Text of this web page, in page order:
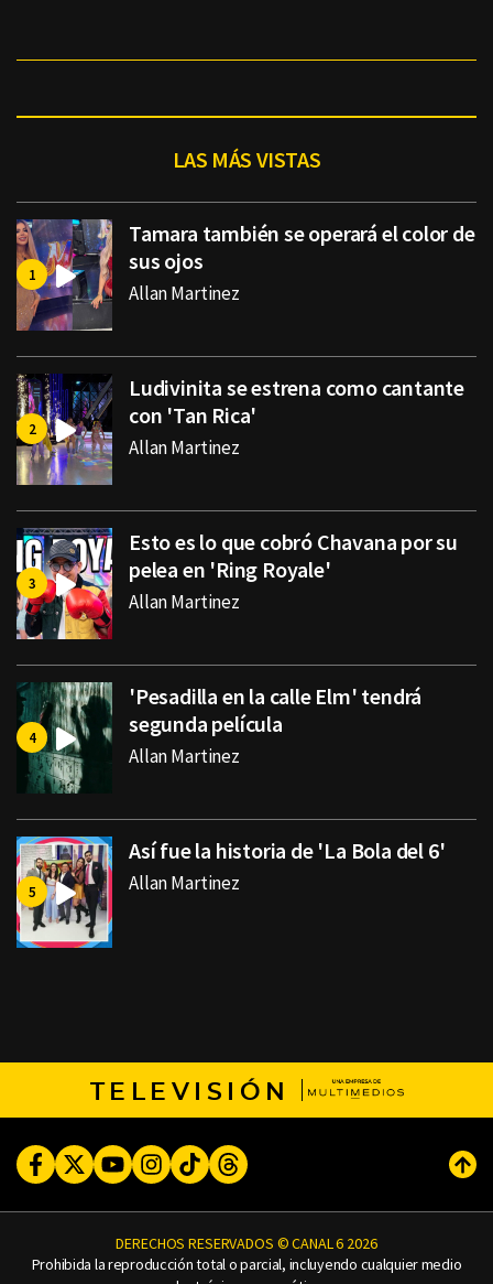
LAS MÁS VISTAS
Tamara también se operará el color de
sus ojos
Allan Martinez
Ludivinita se estrena como cantante
con 'Tan Rica'
Allan Martinez
Esto es lo que cobró Chavana por su
pelea en 'Ring Royale'
Allan Martinez
'Pesadilla en la calle Elm' tendrá
segunda película
Allan Martinez
Así fue la historia de 'La Bola del 6'
Allan Martinez
TELEVISIÓN
FacebookTwitterYoutubeInstagram
TikTokThreads
DERECHOS RESERVADOS © CANAL 6 2026
Prohibida la reproducción total o parcial, incluyendo cualquier medio